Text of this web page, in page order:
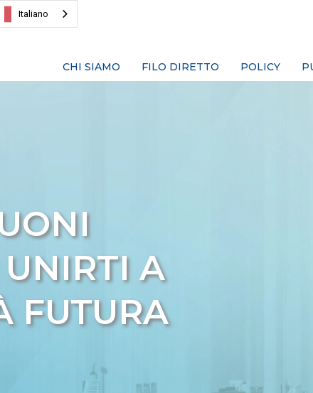
Italiano
CHI SIAMO FILO DIRETTO POLICY
A
FUTURA